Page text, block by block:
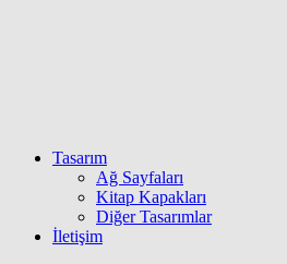
Tasarım
Ağ Sayfaları
Kitap Kapakları
Diğer Tasarımlar
İletişim